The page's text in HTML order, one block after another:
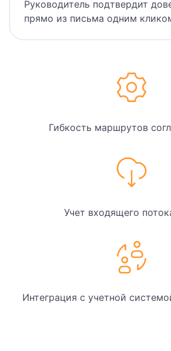
Руководитель подтвердит
прямо из письма одним
Гибкость маршрутов
Учет входящего
Интеграция с учетной